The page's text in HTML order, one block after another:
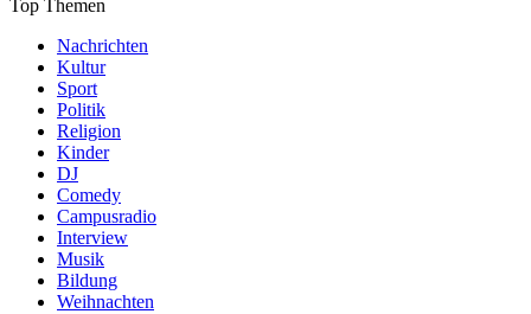
Top Themen
Nachrichten
Kultur
Sport
Politik
Religion
Kinder
DJ
Comedy
Campusradio
Interview
Musik
Bildung
Weihnachten